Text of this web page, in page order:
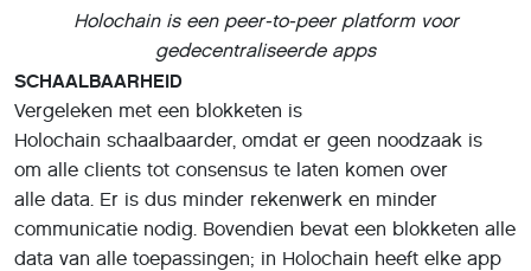
Holochain is een peer-to-peer platform voor
gedecentraliseerde apps
SCHAALBAARHEID
Vergeleken met een blokketen is
Holochain schaalbaarder, omdat er geen noodzaak is
om alle clients tot consensus te laten komen over
alle data. Er is dus minder rekenwerk en minder
communicatie nodig. Bovendien bevat een blokketen alle
data van alle toepassingen; in Holochain heeft elke app